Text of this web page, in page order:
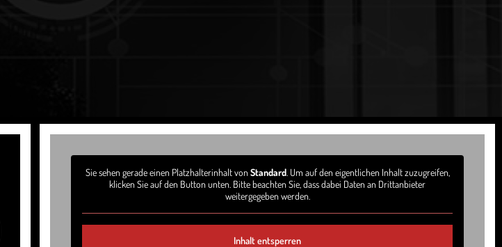
Sie sehen gerade einen Platzhalterinhalt vonStandard. Um auf den eigentlichen Inhalt zuzugreifen,
klicken Sie auf den Button unten. Bitte beachten Sie, dass dabei Daten an Drittanbieter
weitergegeben werden.
Inhalt entsperren